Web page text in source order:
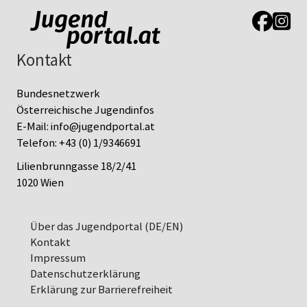
Link zur
Link
Kontakt
Bundesnetzwerk
Österreichische Jugendinfos
E-Mail:info@jugendportal.at
Telefon:+43 (0) 1/9346691
Lilienbrunngasse 18/2/41
1020 Wien
Über das Jugendportal (DE/EN)
Kontakt
Impressum
Datenschutz­erklärung
Erklärung zur Barrierefreiheit